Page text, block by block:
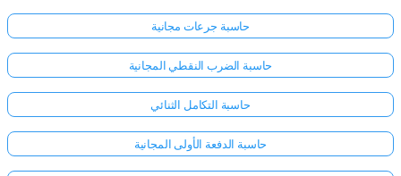
الدعم:
حاسبة جرعات مجانية
حاسبة الضرب النقطي المجانية
حاسبة التكامل الثنائي
حاسبة الدفعة الأولى المجانية